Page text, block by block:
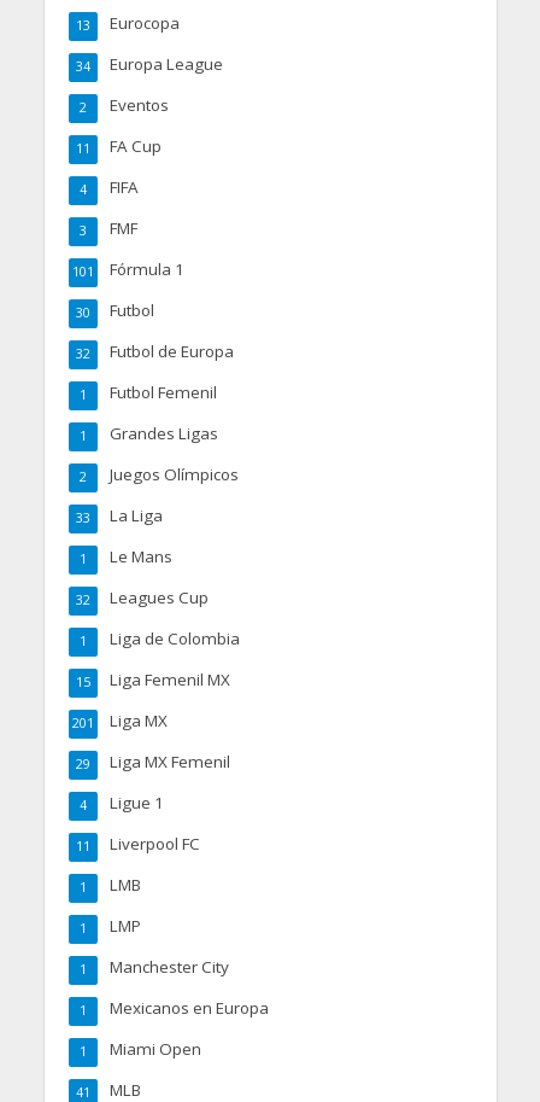
Eurocopa
13
Europa League
34
Eventos
2
FA Cup
11
FIFA
4
FMF
3
Fórmula 1
101
Futbol
30
Futbol de Europa
32
Futbol Femenil
1
Grandes Ligas
1
Juegos Olímpicos
2
La Liga
33
Le Mans
1
Leagues Cup
32
Liga de Colombia
1
Liga Femenil MX
15
Liga MX
201
Liga MX Femenil
29
Ligue 1
4
Liverpool FC
11
LMB
1
LMP
1
Manchester City
1
Mexicanos en Europa
1
Miami Open
1
MLB
41